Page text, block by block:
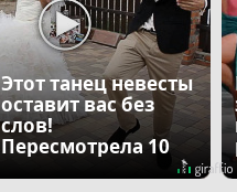
Этот танец невесты
оставит вас без
слов!
Пересмотрела 10